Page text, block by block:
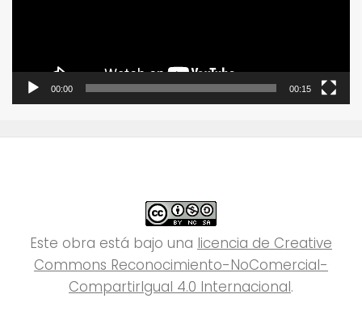
00:00 00:15
Este obra está bajo una licencia de Creative
Commons Reconocimiento-NoComercial-
CompartirIgual 4.0 Internacional.